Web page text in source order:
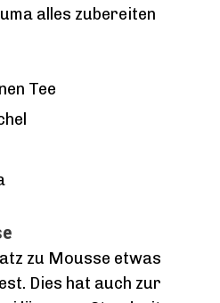
alles zubereiten
Tee
zu Mousse etwas
Dies hat auch zur